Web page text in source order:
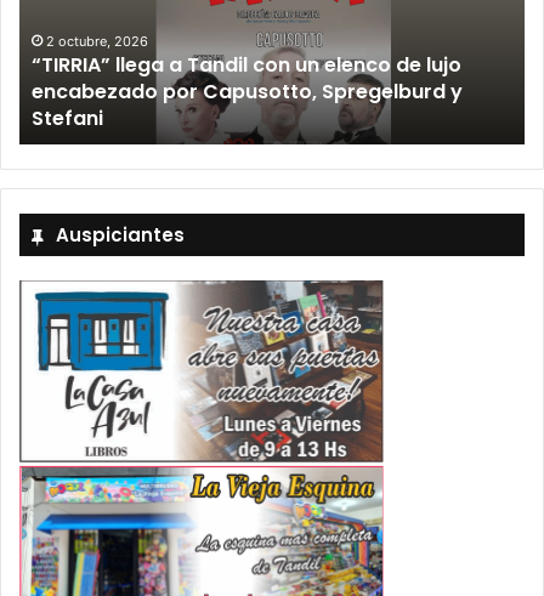
de lujo
y
12 septiembre, 2026
Los Fabulosos Cadillacs
Tandil y ya están a la venta las
Auspiciantes